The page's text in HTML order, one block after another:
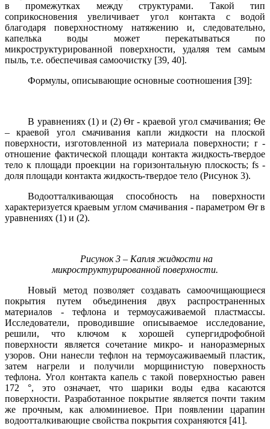
в промежутках между структурами. Такой тип
соприкосновения увеличивает угол контакта с водой
благодаря поверхностному натяжению и, следовательно,
капелька воды может перекатываться по
микроструктурированной поверхности, удаляя тем самым
пыль, т.е. обеспечивая самоочистку [39, 40].
Формулы, описывающие основные соотношения [39]:
В уравнениях (1) и (2)Θr - краевой угол смачивания; Θe
– краевой угол смачивания капли жидкости на плоской
поверхности, изготовленной из материала поверхности; r -
отношение фактической площади контакта жидкость-твердое
тело к площади проекции на горизонтальную плоскость; fs -
доля площади контакта жидкость-твердое тело (Рисунок 3).
Водоотталкивающая способность на поверхности
характеризуется краевым углом смачивания - параметром Θr в
уравнениях (1) и (2).
Рисунок 3 – Капля жидкости на
микроструктурированной поверхности.
Новый метод позволяет создавать самоочищающиеся
покрытия путем объединения двух распространенных
материалов - тефлона и термоусаживаемой пластмассы.
Исследователи, проводившие описываемое исследование,
решили, что ключом к хорошей супергидрофобной
поверхности является сочетание микро- и наноразмерных
узоров. Они нанесли тефлон на термоусаживаемый пластик,
затем нагрели и получили морщинистую поверхность
тефлона. Угол контакта капель с такой поверхностью равен
172 °, это означает, что шарики воды едва касаются
поверхности. Разработанное покрытие является почти таким
же прочным, как алюминиевое. При появлении царапин
водоотталкивающие свойства покрытия сохраняются [41].